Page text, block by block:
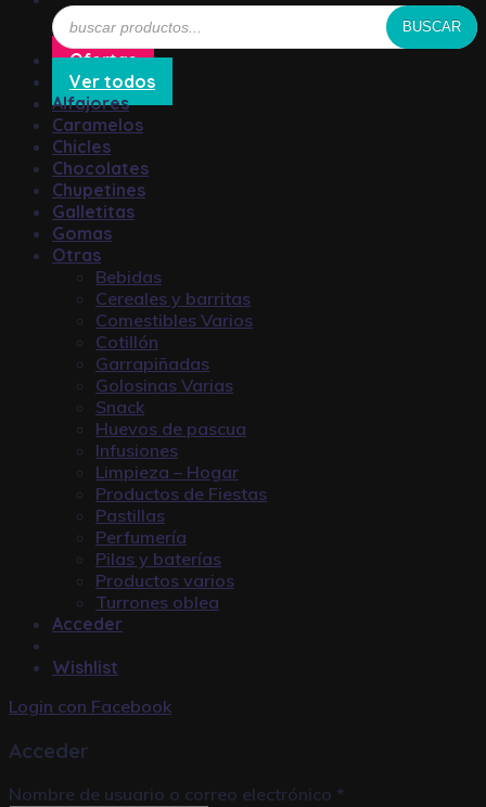
Búsqueda
de
productos
BUSCAR
Ofertas
Ver todos
Alfajores
Caramelos
Chicles
Chocolates
Chupetines
Galletitas
Gomas
Otras
Bebidas
Cereales y barritas
Comestibles Varios
Cotillón
Garrapiñadas
Golosinas Varias
Snack
Huevos de pascua
Infusiones
Limpieza – Hogar
Productos de Fiestas
Pastillas
Perfumería
Pilas y baterías
Productos varios
Turrones oblea
Acceder
Wishlist
Login con Facebook
Acceder
Nombre de usuario o correo electrónico *